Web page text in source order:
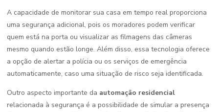
A capacidade de monitorar sua casa em tempo real proporciona
uma segurança adicional, pois os moradores podem verificar
quem está na porta ou visualizar as filmagens das câmeras
mesmo quando estão longe. Além disso, essa tecnologia oferece
a opção de alertar a polícia ou os serviços de emergência
automaticamente, caso uma situação de risco seja identificada.
Outro aspecto importante da automação residencial
relacionada à segurança é a possibilidade de simular a presença